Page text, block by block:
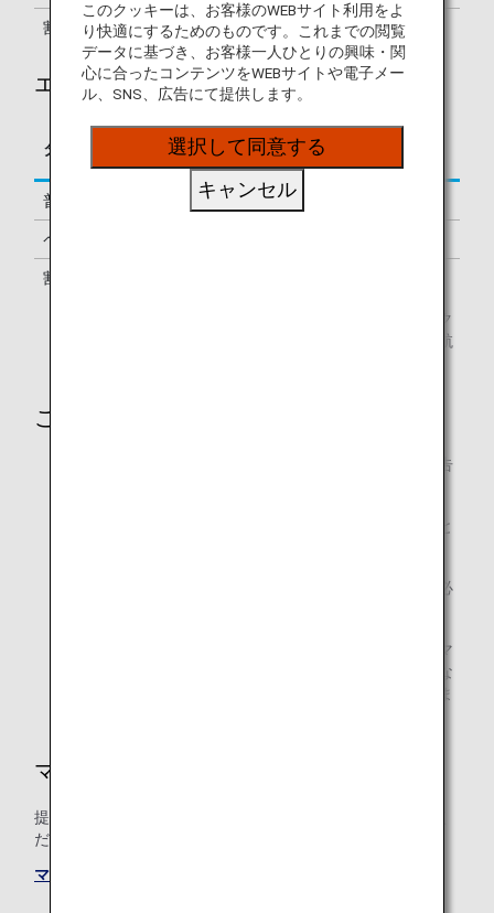
割引運賃 C, D 125%
エコノミークラス
タイプ 予約クラス
区間基本マイレージに
対する積算率
普通運賃 100%
ペックス運賃
割引運賃
予約クラスとは、航空券上に記載されている予約上のク
ラスになります。対象の予約クラス以外で予約された航
ご注意
提携航空会社によって、積算率・積算対象クラスが予告
積算率・積算対象クラスは、搭乗日時点のものが適用と
ご利用後、マイル積算が確認されるまで、事後登録に必
提携航空会社運航のコードシェア便をご利用の場合、マ
イル積算は、運航会社の予約クラスに基づく積算率にな
り、積算率が異なる場合や、積算されない場合がありま
マイルの積算条件
提携航空会社共通のマイル積算条件についても必ずご確認く
ださい。
マイル積算条件
このクッキーは、お客様のWEBサイト利用をよ
り快適にするためのものです。これまでの閲覧
データに基づき、お客様一人ひとりの興味・関
心に合ったコンテンツをWEBサイトや電子メー
ル、SNS、広告にて提供します。
選択して同意する
キャンセル